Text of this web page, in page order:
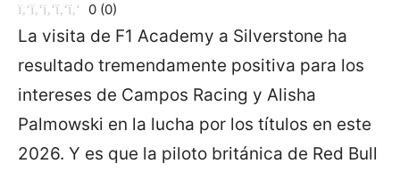
0 (0)
La visita de F1 Academy a Silverstone ha
resultado tremendamente positiva para los
intereses de Campos Racing y Alisha
Palmowski en la lucha por los títulos en este
2026. Y es que la piloto británica de Red Bull